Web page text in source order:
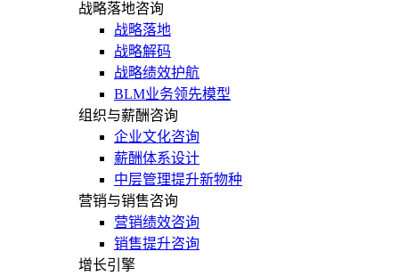
战略落地咨询
战略落地
战略解码
战略绩效护航
BLM业务领先模型
组织与薪酬咨询
企业文化咨询
薪酬体系设计
中层管理提升新物种
营销与销售咨询
营销绩效咨询
销售提升咨询
增长引擎